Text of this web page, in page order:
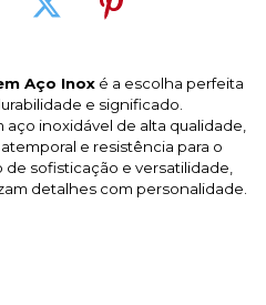
Aço Inox é a escolha perfeita
e significado.
inoxidável de alta qualidade,
e resistência para o
de sofisticação e versatilidade,
detalhes com personalidade.